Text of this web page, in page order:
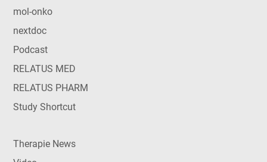
mol-onko
nextdoc
Podcast
RELATUS MED
RELATUS PHARM
Study Shortcut
Therapie News